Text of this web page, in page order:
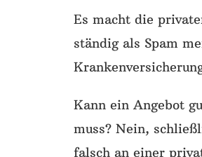
Es macht die
ständig als Spam
Kann ein Angebot
muss? Nein,
falsch an einer